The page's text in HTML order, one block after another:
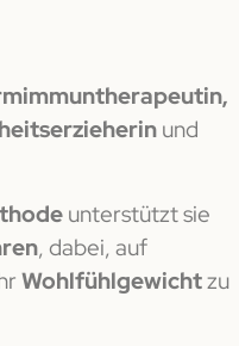
und
unterstützt sie
, dabei, auf
Wohlfühlgewichtzu